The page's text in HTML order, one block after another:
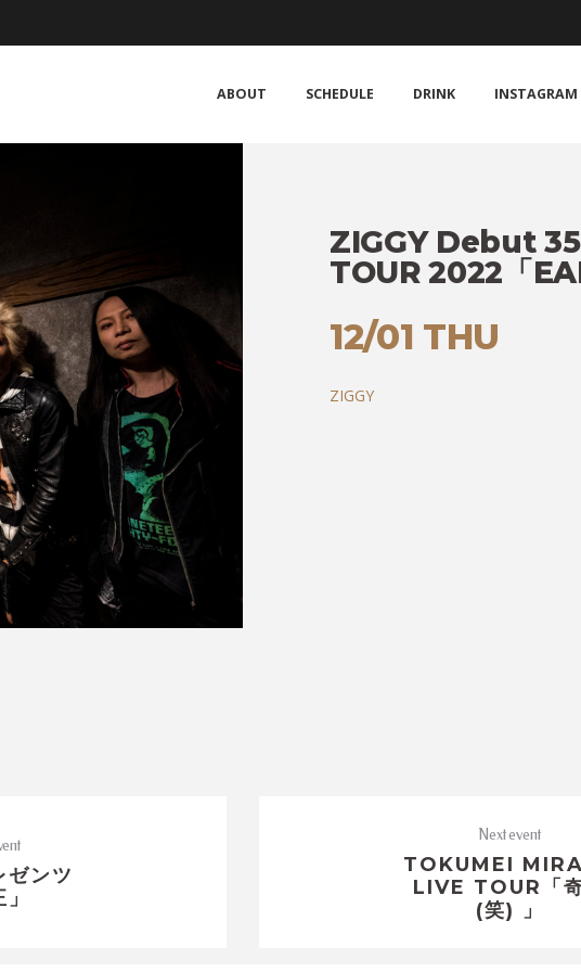
ABOUT SCHEDULE DRINK INSTAGRAM
ZIGGY Debut
TOUR 2022「
12/01 THU
ZIGGY
ゼンツ
Next event
TOKUMEI
LIVE TOUR「
(笑) 」